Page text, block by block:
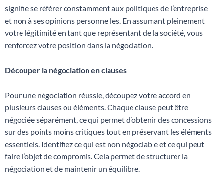
signifie se référer constamment aux politiques de l’entreprise
et non à ses opinions personnelles. En assumant pleinement
votre légitimité en tant que représentant de la société, vous
renforcez votre position dans la négociation.
Découper la négociation en clauses
Pour une négociation réussie, découpez votre accord en
plusieurs clauses ou éléments. Chaque clause peut être
négociée séparément, ce qui permet d’obtenir des concessions
sur des points moins critiques tout en préservant les éléments
essentiels. Identifiez ce qui est non négociable et ce qui peut
faire l’objet de compromis. Cela permet de structurer la
négociation et de maintenir un équilibre.